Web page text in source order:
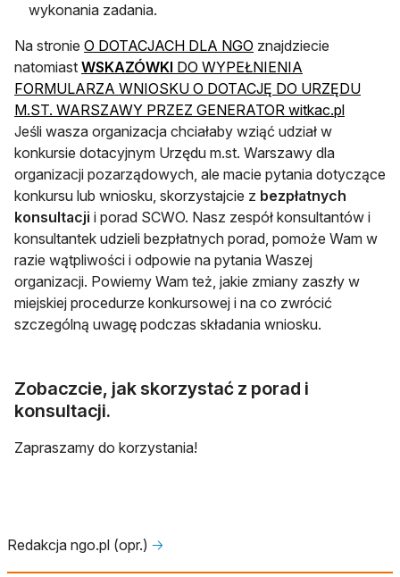
wykonania zadania.
Na stronie O DOTACJACH DLA NGO otwiera się w nowej
znajdziecie
natomiast WSKAZÓWKI DO WYPEŁNIENIA
FORMULARZA WNIOSKU O DOTACJĘ DO URZĘDU
M.ST. WARSZAWY PRZEZ GENERATOR witkac.plotwiera
Jeśli wasza organizacja chciałaby wziąć udział w
konkursie dotacyjnym Urzędu m.st. Warszawy dla
organizacji pozarządowych, ale macie pytania dotyczące
konkursu lub wniosku, skorzystajcie z bezpłatnych
konsultacji i porad SCWO. Nasz zespół konsultantów i
konsultantek udzieli bezpłatnych porad, pomoże Wam w
razie wątpliwości i odpowie na pytania Waszej
organizacji. Powiemy Wam też, jakie zmiany zaszły w
miejskiej procedurze konkursowej i na co zwrócić
szczególną uwagę podczas składania wniosku.
Zobaczcie, jak skorzystać z porad i
konsultacji.
Zapraszamy do korzystania!
Redakcja ngo.pl (opr.) 🡢